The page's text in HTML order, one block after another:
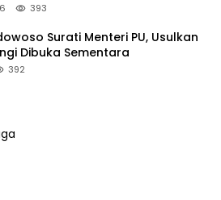
393
Surati Menteri PU, Usulkan
Dibuka Sementara
392